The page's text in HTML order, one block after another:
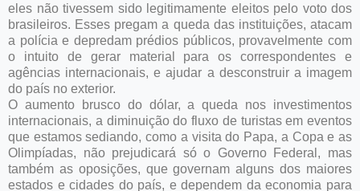
eles não tivessem sido legitimamente eleitos pelo voto dos
brasileiros. Esses pregam a queda das instituições, atacam
a polícia e depredam prédios públicos, provavelmente com
o intuito de gerar material para os correspondentes e
agências internacionais, e ajudar a desconstruir a imagem
do país no exterior.
O aumento brusco do dólar, a queda nos investimentos
internacionais, a diminuição do fluxo de turistas em eventos
que estamos sediando, como a visita do Papa, a Copa e as
Olimpíadas, não prejudicará só o Governo Federal, mas
também as oposições, que governam alguns dos maiores
estados e cidades do país, e dependem da economia para